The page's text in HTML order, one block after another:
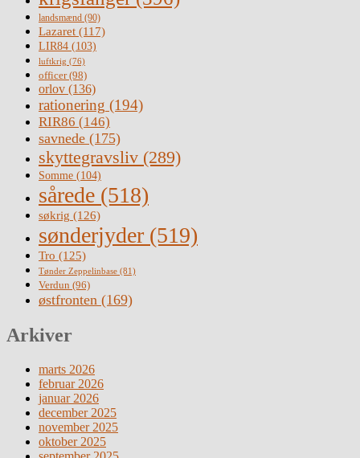
landsmænd (90)
Lazaret (117)
LIR84 (103)
luftkrig (76)
officer(98)
orlov (136)
rationering (194)
RIR86 (146)
savnede (175)
skyttegravsliv (289)
Somme (104)
sårede (518)
søkrig (126)
sønderjyder (519)
Tro (125)
Tønder Zeppelinbase (81)
Verdun (96)
østfronten (169)
Arkiver
marts 2026
februar 2026
januar 2026
december 2025
november 2025
oktober 2025